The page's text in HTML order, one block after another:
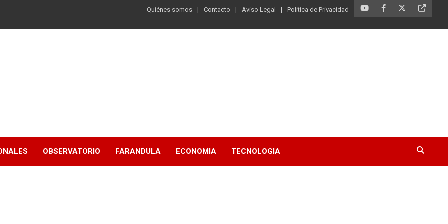
Quiénes somos Contacto Aviso Legal Política de Privacidad
OBSERVATORIO FARANDULA ECONOMIA TECNOLOGIA